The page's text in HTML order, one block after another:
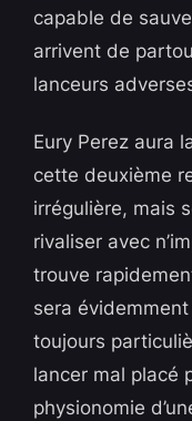
capable de
arrivent de
lanceurs
Eury Perez aura
cette deuxième
irrégulière, mais
rivaliser avec
trouve
sera
toujours
lancer mal placé
physionomie